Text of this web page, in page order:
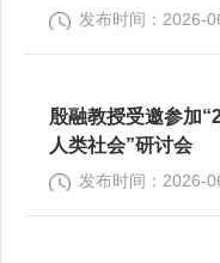
发布时间：2026-
殷融教授受邀参加
人类社会”研讨会
发布时间：2026-